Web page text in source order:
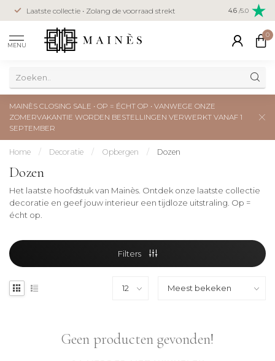
Laatste collectie • Zolang de voorraad strekt Veilig
creditcard
4.6 /5.0
MENU
0
MAINÈS CLOSING SALE • OP = ÉCHT OP • VANWEGE ONZE
ZOMERVAKANTIE WORDEN BESTELLINGEN VERWERKT VANAF 1
SEPTEMBER
Home / Decoratie / Opbergen / Dozen
Dozen
Het laatste hoofdstuk van Mainès. Ontdek onze laatste collectie
decoratie en geef jouw interieur een tijdloze uitstraling. Op =
écht op.
Filters
Geen producten gevonden!